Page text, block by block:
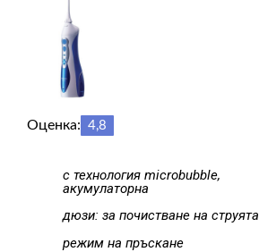
Оценка: 4,8
с технология microbubble,
акумулаторна
дюзи: за почистване на струята
режим на пръскане